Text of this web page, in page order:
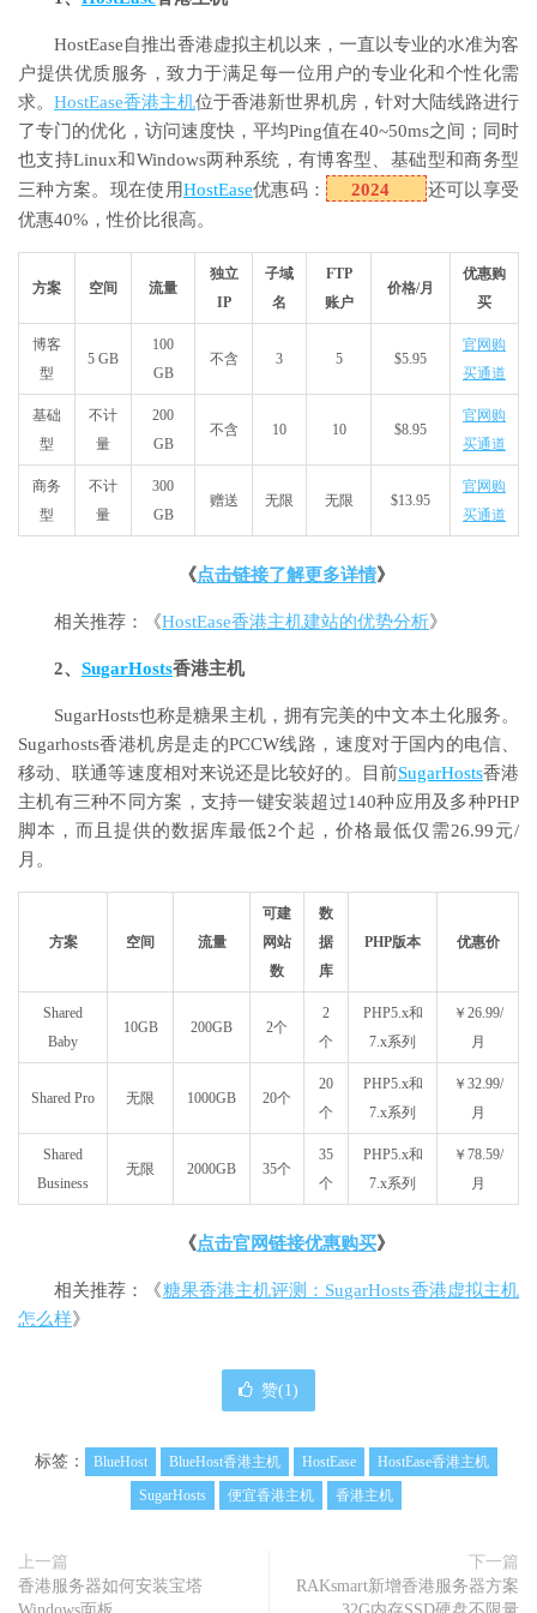
HostEase自推出香港虚拟主机以来，一直以专业的水准为客
户提供优质服务，致力于满足每一位用户的专业化和个性化需
求。 HostEase香港主机位于香港新世界机房，针对大陆线路进行
了专门的优化，访问速度快，平均Ping值在40~50ms之间；同时
也支持Linux和Windows两种系统，有博客型、基础型和商务型
三种方案。现在使用HostEase优惠码： 2024
还可以享受
优惠40%，性价比很高。
方案 空间 流量
独立
IP
子域
名
FTP
账户
价格/月
优惠购
买
博客
型
5 GB
100
GB
不含 3 5 $5.95
官网购
买通道
基础
型
不计
量
200
GB
不含 10 10 $8.95
官网购
买通道
商务
型
不计
量
300
GB
赠送 无限 无限 $13.95
官网购
买通道
《点击链接了解更多详情》
相关推荐：《HostEase香港主机建站的优势分析》
2、 SugarHosts香港主机
SugarHosts也称是糖果主机，拥有完美的中文本土化服务。
Sugarhosts香港机房是走的PCCW线路，速度对于国内的电信、
移动、联通等速度相对来说还是比较好的。目前SugarHosts香港
主机有三种不同方案，支持一键安装超过140种应用及多种PHP
脚本，而且提供的数据库最低2个起，价格最低仅需26.99元/
月。
方案 空间 流量
可建
网站
数
数
据
库
PHP版本 优惠价
Shared
Baby
10GB 200GB 2个
2
个
PHP5.x和
7.x系列
￥26.99/
月
Shared Pro 无限 1000GB 20个
20
个
PHP5.x和
7.x系列
￥32.99/
月
Shared
Business
无限 2000GB 35个
35
个
PHP5.x和
7.x系列
￥78.59/
月
《点击官网链接优惠购买》
相关推荐：《糖果香港主机评测：SugarHosts香港虚拟主机
怎么样》
赞(1)
标签： BlueHost BlueHost香港主机 HostEase
HostEase香港主机
SugarHosts
便宜香港主机 香港主机
上一篇
香港服务器如何安装宝塔
下一篇
RAKsmart新增香港服务器方案